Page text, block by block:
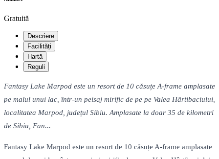
Gratuită
Descriere
Facilități
Hartă
Reguli
Fantasy Lake Marpod este un resort de 10 căsuțe A-frame amplasate
pe malul unui lac, într-un peisaj mirific de pe pe Valea Hârtibaciului,
localitatea Marpod, județul Sibiu. Amplasate la doar 35 de kilometri
de Sibiu, Fan...
Fantasy Lake Marpod este un resort de 10 căsuțe A-frame amplasate